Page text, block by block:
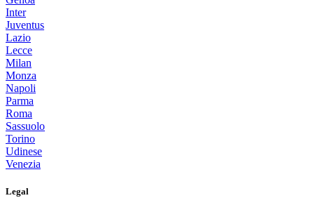
Inter
Juventus
Lazio
Lecce
Milan
Monza
Napoli
Parma
Roma
Sassuolo
Torino
Udinese
Venezia
Legal